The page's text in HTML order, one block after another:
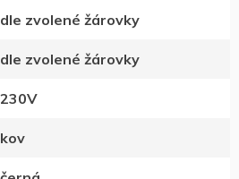
dle zvolené žárovky
dle zvolené žárovky
230V
kov